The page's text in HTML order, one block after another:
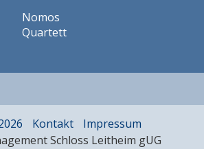
Nomos
Quartett
Kontakt
Impressum
Schloss Leitheim gUG